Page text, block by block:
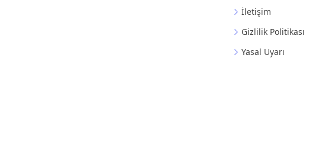
İletişim
Gizlilik Politikası
Yasal Uyarı